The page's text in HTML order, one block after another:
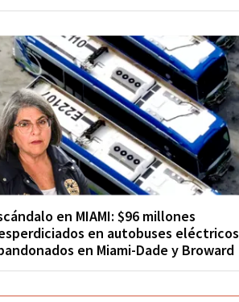
en MIAMI: $96 millones
en autobuses eléctricos
en Miami-Dade y Broward